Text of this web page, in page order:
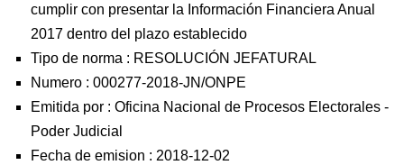
cumplir con presentar la Información Financiera Anual
2017 dentro del plazo establecido
Tipo de norma : RESOLUCIÓN JEFATURAL
Numero : 000277-2018-JN/ONPE
Emitida por : Oficina Nacional de Procesos Electorales -
Poder Judicial
Fecha de emision : 2018-12-02